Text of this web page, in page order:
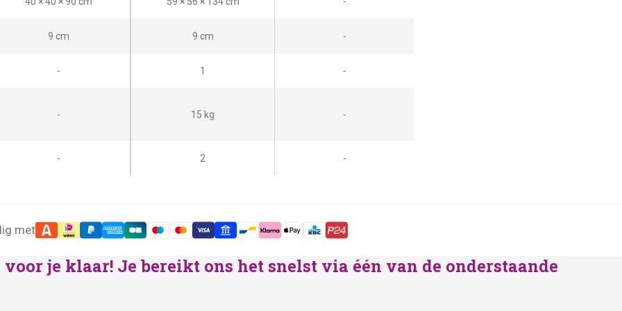
9 cm 9 cm -
- 1 -
- 15 kg -
- 2 -
met
je klaar! Je bereikt ons het snelst via één van de onderstaande